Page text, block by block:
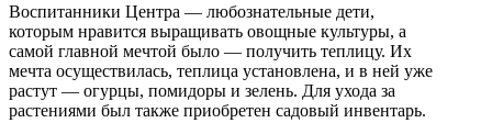
Воспитанники Центра — любознательные дети,
которым нравится выращивать овощные культуры, а
самой главной мечтой было — получить теплицу. Их
мечта осуществилась, теплица установлена, и в ней уже
растут — огурцы, помидоры и зелень. Для ухода за
растениями был также приобретен садовый инвентарь.